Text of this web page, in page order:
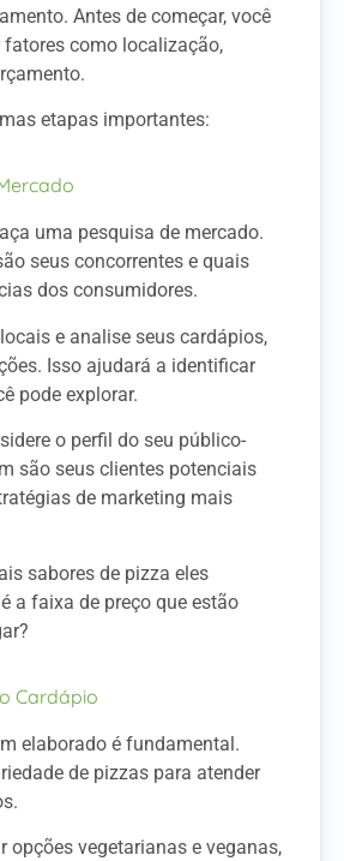
Antes de começar, você
fatores como localização,
etapas importantes:
uma pesquisa de mercado.
seus concorrentes e quais
dos consumidores.
e analise seus cardápios,
Isso ajudará a identificar
pode explorar.
o perfil do seu público-
são seus clientes potenciais
de marketing mais
sabores de pizza eles
a faixa de preço que estão
Cardápio
elaborado é fundamental.
de pizzas para atender
opções vegetarianas e veganas,